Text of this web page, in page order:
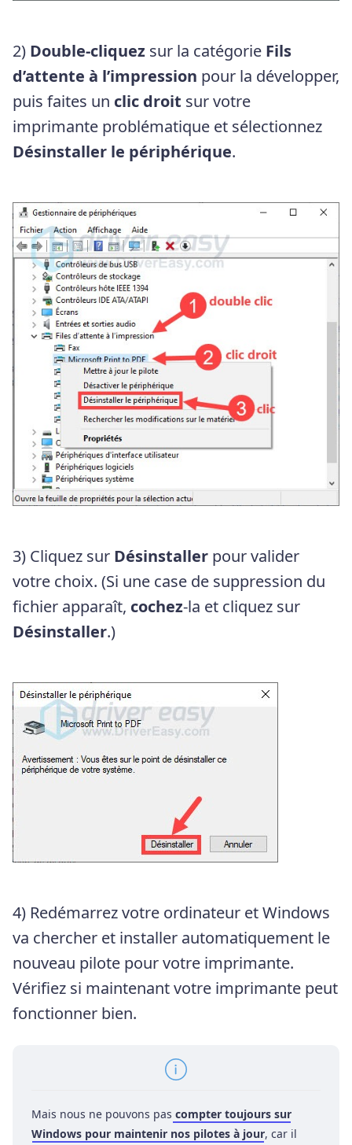
2) Double-cliquez sur la catégorie Fils
d’attente à l’impression pour la développer,
puis faites un clic droit sur votre
imprimante problématique et sélectionnez
Désinstaller le périphérique.
3) Cliquez sur Désinstaller pour valider
votre choix. (Si une case de suppression du
fichier apparaît, cochez-la et cliquez sur
Désinstaller.)
4) Redémarrez votre ordinateur et Windows
va chercher et installer automatiquement le
nouveau pilote pour votre imprimante.
Vérifiez si maintenant votre imprimante peut
fonctionner bien.
Mais nous ne pouvons pas compter toujours sur
Windows pour maintenir nos pilotes à jour, car il